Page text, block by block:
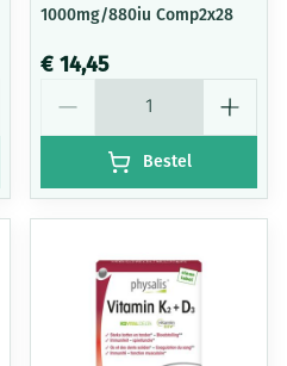
1000mg/880iu Comp2x28
€ 14,45
Bestel